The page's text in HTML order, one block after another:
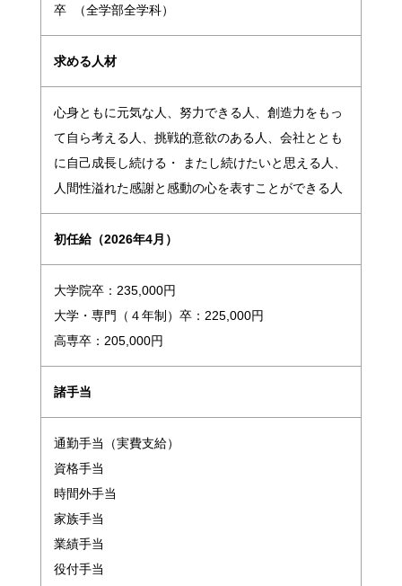
卒 （全学部全学科）
求める人材
心身ともに元気な人、努力できる人、創造力をもっ
て自ら考える人、挑戦的意欲のある人、会社ととも
に自己成長し続ける・ またし続けたいと思える人、
人間性溢れた感謝と感動の心を表すことができる人
初任給（2026年4月）
大学院卒：235,000円
大学・専門（４年制）卒：225,000円
高専卒：205,000円
諸手当
通勤手当（実費支給）
資格手当
時間外手当
家族手当
業績手当
役付手当